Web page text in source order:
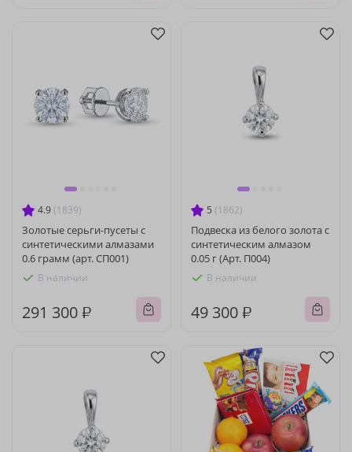
4.9 (1839)
Золотые серьги-пусеты с
синтетическими алмазами
0.6 грамм (арт. СП001)
В наличии
291 300 ₽
5 (1862)
Подвеска из белого золота с
синтетическим алмазом
0.05 г (Арт. П004)
В наличии
49 300 ₽